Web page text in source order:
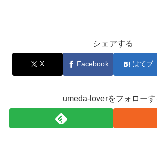
シェアする
X Facebook はてブ
umeda-loverをフォローす